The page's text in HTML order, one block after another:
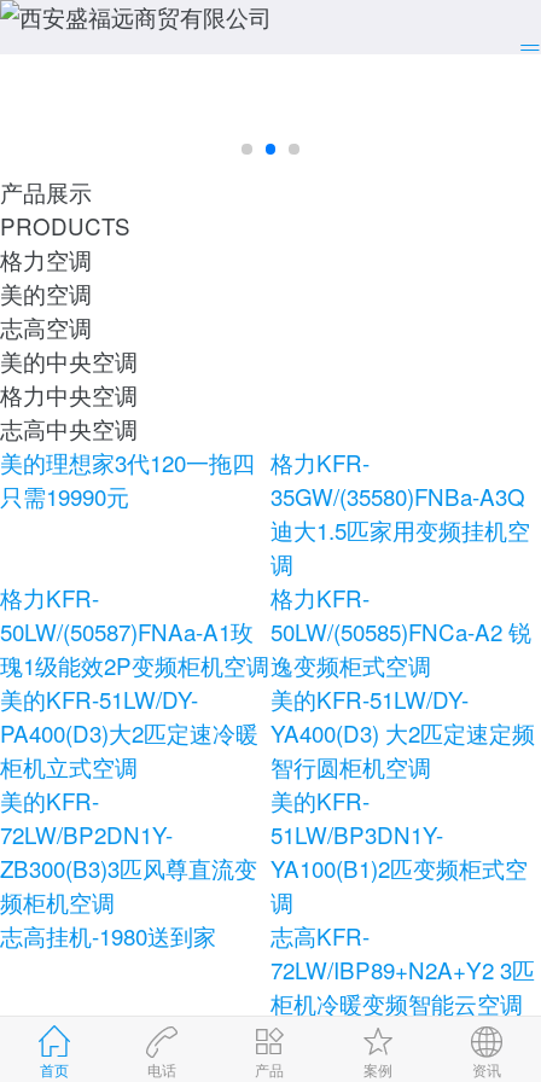
首页 电话 产品 案例 资讯
产品展示
PRODUCTS
格力空调
美的空调
志高空调
美的中央空调
格力中央空调
志高中央空调
美的理想家3代120一拖四
只需19990元
格力KFR-
35GW/(35580)FNBa-A3Q
迪大1.5匹家用变频挂机空
调
格力KFR-
50LW/(50587)FNAa-A1玫
瑰1级能效2P变频柜机空调
格力KFR-
50LW/(50585)FNCa-A2 锐
逸变频柜式空调
美的KFR-51LW/DY-
PA400(D3)大2匹定速冷暖
柜机立式空调
美的KFR-51LW/DY-
YA400(D3) 大2匹定速定频
智行圆柜机空调
美的KFR-
72LW/BP2DN1Y-
ZB300(B3)3匹风尊直流变
频柜机空调
美的KFR-
51LW/BP3DN1Y-
YA100(B1)2匹变频柜式空
调
志高挂机-1980送到家
志高KFR-
72LW/IBP89+N2A+Y2 3匹
柜机冷暖变频智能云空调
志高KFR-120LW/E41+N3
柜式空调
志高KFR-72LW/AS36+N3
健康宝独立除湿柜式空调